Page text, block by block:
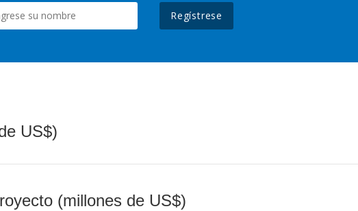
Regístrese
US$)
(millones de US$)